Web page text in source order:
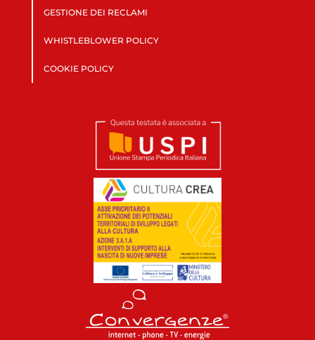
GESTIONE DEI RECLAMI
WHISTLEBLOWER POLICY
COOKIE POLICY